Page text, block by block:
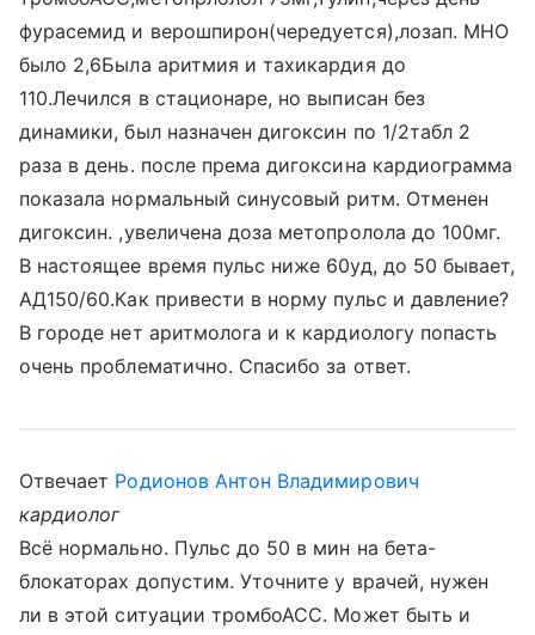
фурасемид и верошпирон(чередуется),лозап. МНО
было 2,6Была аритмия и тахикардия до
110.Лечился в стационаре, но выписан без
динамики, был назначен дигоксин по 1/2табл 2
раза в день. после према дигоксина кардиограмма
показала нормальный синусовый ритм. Отменен
дигоксин. ,увеличена доза метопролола до 100мг.
В настоящее время пульс ниже 60уд, до 50 бывает,
АД150/60.Как привести в норму пульс и давление?
В городе нет аритмолога и к кардиологу попасть
очень проблематично. Спасибо за ответ.
Отвечает Родионов Антон Владимирович
кардиолог
Всё нормально. Пульс до 50 в мин на бета-
блокаторах допустим. Уточните у врачей, нужен
ли в этой ситуации тромбоАСС. Может быть и